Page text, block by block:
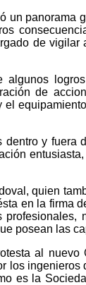
un panorama
de vigilar
algunos
de
el
dentro y fuera
quien
en la firma
posean las
al nuevo
los ingenieros
es la